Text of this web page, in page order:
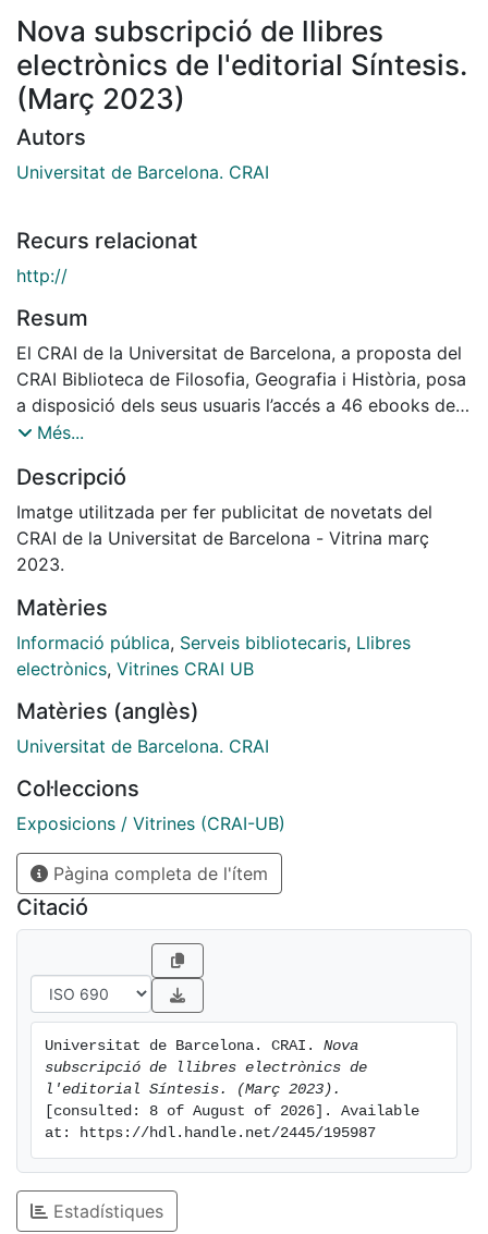
Nova subscripció de llibres
electrònics de l'editorial Síntesis.
(Març 2023)
Autors
Universitat de Barcelona. CRAI
Recurs relacionat
http://
Resum
El CRAI de la Universitat de Barcelona, a proposta del
CRAI Biblioteca de Filosofia, Geografia i Història, posa
a disposició dels seus usuaris l’accés a 46 ebooks de
l’editorial Síntesis, que s’afegeixen als que ja estaven
editorial espanyola especialitzada en textos
acadèmics de diverses disciplines universitàries i
professionals. Ofereix una plataforma digital d’accés
multidispositiu amb diferents opcions de visualització i
Cercabib.
Més...
Descripció
Imatge utilitzada per fer publicitat de novetats del
CRAI de la Universitat de Barcelona - Vitrina març
2023.
Matèries
Informació pública, Serveis bibliotecaris, Llibres
electrònics, Vitrines CRAI UB
Matèries (anglès)
Universitat de Barcelona. CRAI
Col·leccions
Exposicions / Vitrines (CRAI-UB)
Pàgina completa de l'ítem
Citació
Universitat de Barcelona. CRAI. Nova
subscripció de llibres electrònics de
l'editorial Síntesis. (Març 2023).
[consulted: 8 of August of 2026]. Available
at: https://hdl.handle.net/2445/195987
Estadístiques